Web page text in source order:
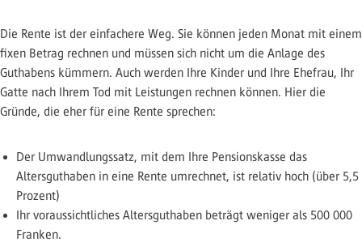
Die Rente ist der einfachere Weg. Sie können jeden Monat mit einem
fixen Betrag rechnen und müssen sich nicht um die Anlage des
Guthabens kümmern. Auch werden Ihre Kinder und Ihre Ehefrau, Ihr
Gatte nach Ihrem Tod mit Leistungen rechnen können. Hier die
Gründe, die eher für eine Rente sprechen:
Der Umwandlungssatz, mit dem Ihre Pensionskasse das
Altersguthaben in eine Rente umrechnet, ist relativ hoch (über 5,5
Prozent)
Ihr voraussichtliches Altersguthaben beträgt weniger als 500 000
Franken.